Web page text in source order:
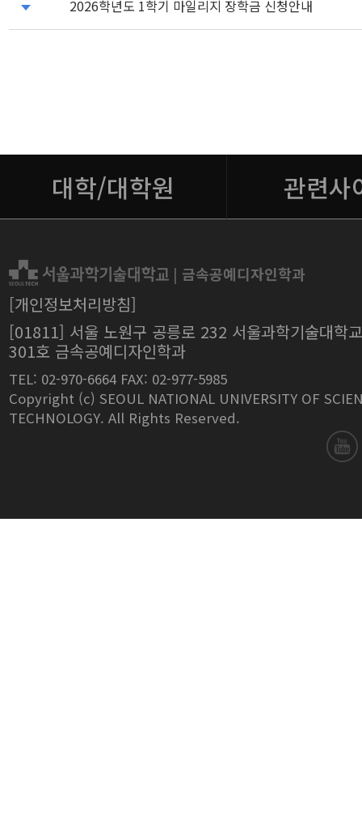
2026학년도 1학기 마일리지 장학금 신청안내
| 금속공예디자인학과
[개인정보처리방침]
[01811] 서울 노원구 공릉로 232 서울과학기술대학
301호 금속공예디자인학과
TEL: 02-970-6664 FAX: 02-977-5985
Copyright (c) SEOUL NATIONAL UNIVERSITY OF
TECHNOLOGY. All Rights Reserved.
대학/대학원 관련사